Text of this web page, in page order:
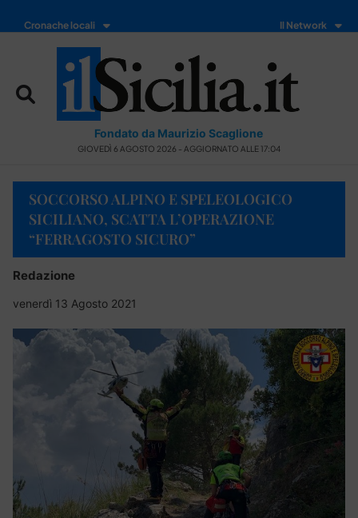
Cronache locali Il Network
Fondato da Maurizio Scaglione
GIOVEDÌ 6 AGOSTO 2026 - AGGIORNATO ALLE 17:04
SOCCORSO ALPINO E SPELEOLOGICO
SICILIANO, SCATTA L’OPERAZIONE
“FERRAGOSTO SICURO”
Redazione
venerdì 13 Agosto 2021